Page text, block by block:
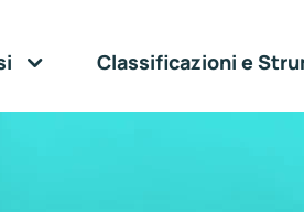
Classificazioni e